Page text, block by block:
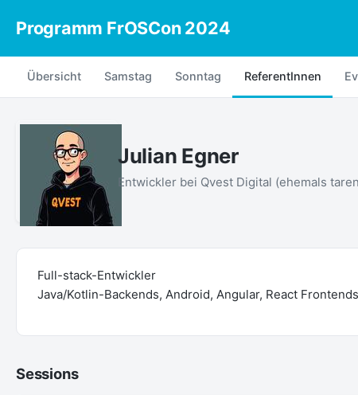
Programm FrOSCon 2024
Übersicht Samstag Sonntag ReferentInnen
Julian Egner
Entwickler bei Qvest Digital (ehemals
Full-stack-Entwickler
Java/Kotlin-Backends, Android, Angular, React
Sessions